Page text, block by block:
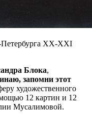
Петербурга XX-XXI
Блока,
запомни этот
художественного
12 картин и 12
Мусалимовой.